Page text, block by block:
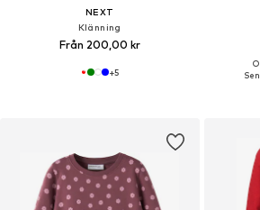
NEXT
Klänning
Från 200,00 kr
+5